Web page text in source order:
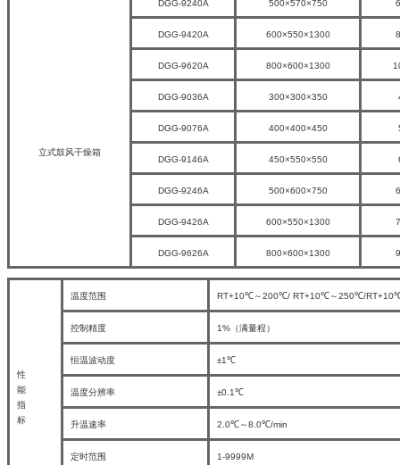
立式鼓风干燥箱
DGG-9240A 500×570×750
DGG-9420A 600×550×1300
DGG-9620A 800×600×1300
DGG-9036A 300×300×350
DGG-9076A 400×400×450
DGG-9146A 450×550×550
DGG-9246A 500×600×750
DGG-9426A 600×550×1300
DGG-9626A 800×600×1300
性
能
指
标
温度范围 RT+10℃～200℃/ RT+10℃～250℃/
控制精度 1%（满量程）
恒温波动度 ±1℃
温度分辨率 ±0.1℃
升温速率 2.0℃～8.0℃/min
定时范围 1-9999M